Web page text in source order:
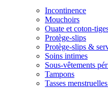
Incontinence
Mouchoirs
Ouate et coton-
Protège-slips
Protège-slips &
Soins intimes
Sous-vêtements
Tampons
Tasses